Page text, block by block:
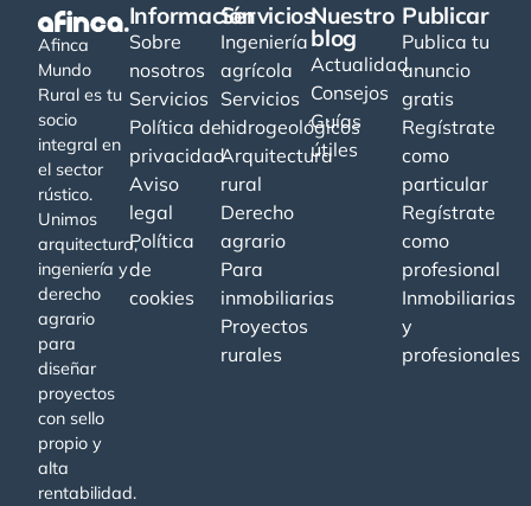
Afinca
Mundo
Rural es tu
socio
integral en
el sector
rústico.
Unimos
arquitectura,
ingeniería y
derecho
agrario
para
diseñar
proyectos
con sello
propio y
alta
rentabilidad.
Información
Sobre
nosotros
Servicios
Política de
privacidad
Aviso
legal
Política
de
cookies
Servicios
Ingeniería
agrícola
Servicios
hidrogeológicos
Arquitectura
rural
Derecho
agrario
Para
inmobiliarias
Proyectos
rurales
Nuestro
blog
Actualidad
Consejos
Guías
útiles
Publicar
Publica tu
anuncio
gratis
Regístrate
como
particular
Regístrate
como
profesional
Inmobiliarias
y
profesionales